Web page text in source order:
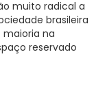
muito radical a
brasileira
maioria na
reservado